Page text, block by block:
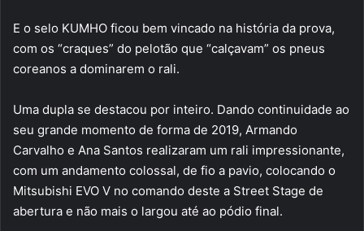
E o selo KUMHO ficou bem vincado na história da prova,
com os “craques” do pelotão que “calçavam” os pneus
coreanos a dominarem o rali.
Uma dupla se destacou por inteiro. Dando continuidade ao
seu grande momento de forma de 2019, Armando
Carvalho e Ana Santos realizaram um rali impressionante,
com um andamento colossal, de fio a pavio, colocando o
Mitsubishi EVO V no comando deste a Street Stage de
abertura e não mais o largou até ao pódio final.